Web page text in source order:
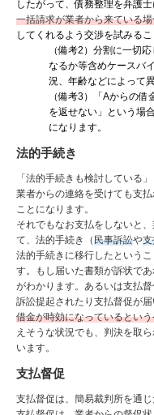
したがって、債務整理を弁護
一括請求が業者から来ている
してくれるよう交渉を試みるこ
（備考2）分割に一切
なるか等含めケースバ
況、年齢などによって
（備考3）「Aからの
を返せない」という場
になります。
法的手続き
「法的手続きも検討している」
業者からの連絡を受けても支
ことになります。
それでもなお支払をしないと
て、法的手続き（民事訴訟や
法的手続きに移行したという
す。もし届いた書類が訴状で
がわかります。あるいは支払
訴訟提起されたり支払督促が
借金が時効になっているとい
えそうな状況でも、判決を取
います。
支払督促
支払督促は、簡易裁判所を通じ